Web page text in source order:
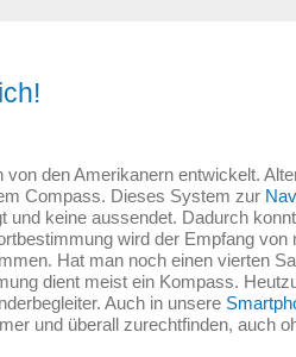
den Amerikanern entwickelt.
Compass. Dieses System zur
keine aussendet. Dadurch
wird der Empfang von
Hat man noch einen vierten
dient meist ein Kompass.
Auch in unsere
und überall zurechtfinden, auch